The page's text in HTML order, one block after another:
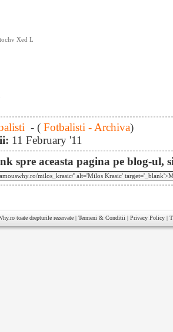
Xed L
- ( Fotbalisti - Archiva)
11 February '11
spre aceasta pagina pe blog-ul,
toate drepturile rezervate | Termeni & Conditii | Privacy Policy |